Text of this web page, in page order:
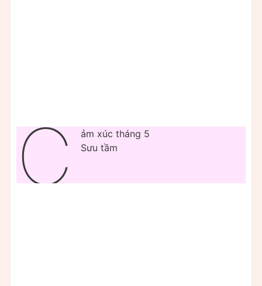
C
ảm xúc tháng 5
Sưu tầm